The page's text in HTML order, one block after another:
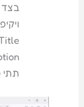
תתי